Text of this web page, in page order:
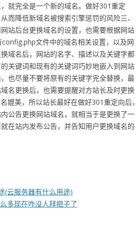
就完全是一个新的域名。做好301重定
而降低新域名被搜索引擎惩罚的风险三、
站后台更换域名的设置，也需要根据网站
文件中的域名相关设置，以及网
域名后，网站的名字、描述以及关键字都
关键词和现有的关键词巧妙地嵌入到网站
也尽量不要将原有的关键字完全替换，最
名更换后，也需要提醒对方站长及时更换
媲美，所以站长最好在做好301重定向后，
公告更换网站域名，就相当于是更换了一
在站内发布公告，并告知用户更换域名的
(云服务器有什么用途)
多现在咋没人拜把子了